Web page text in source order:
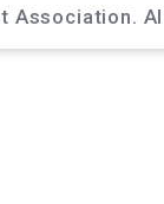
Association.